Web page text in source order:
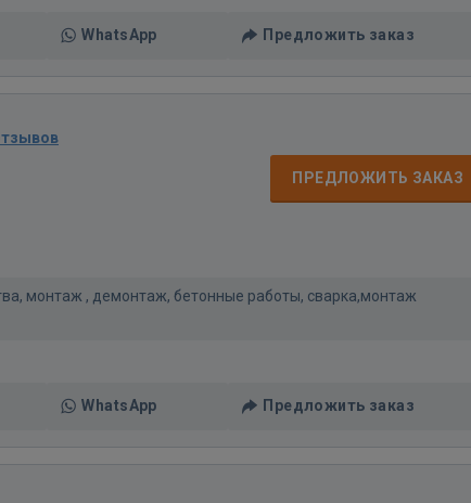
WhatsApp Предложить заказ
ПРЕДЛОЖИТЬ ЗАКАЗ
монтаж , демонтаж, бетонные работы, сварка,монтаж
WhatsApp Предложить заказ